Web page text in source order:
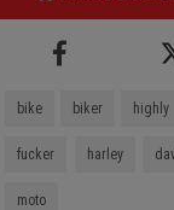
bike biker highly
fucker harley
moto